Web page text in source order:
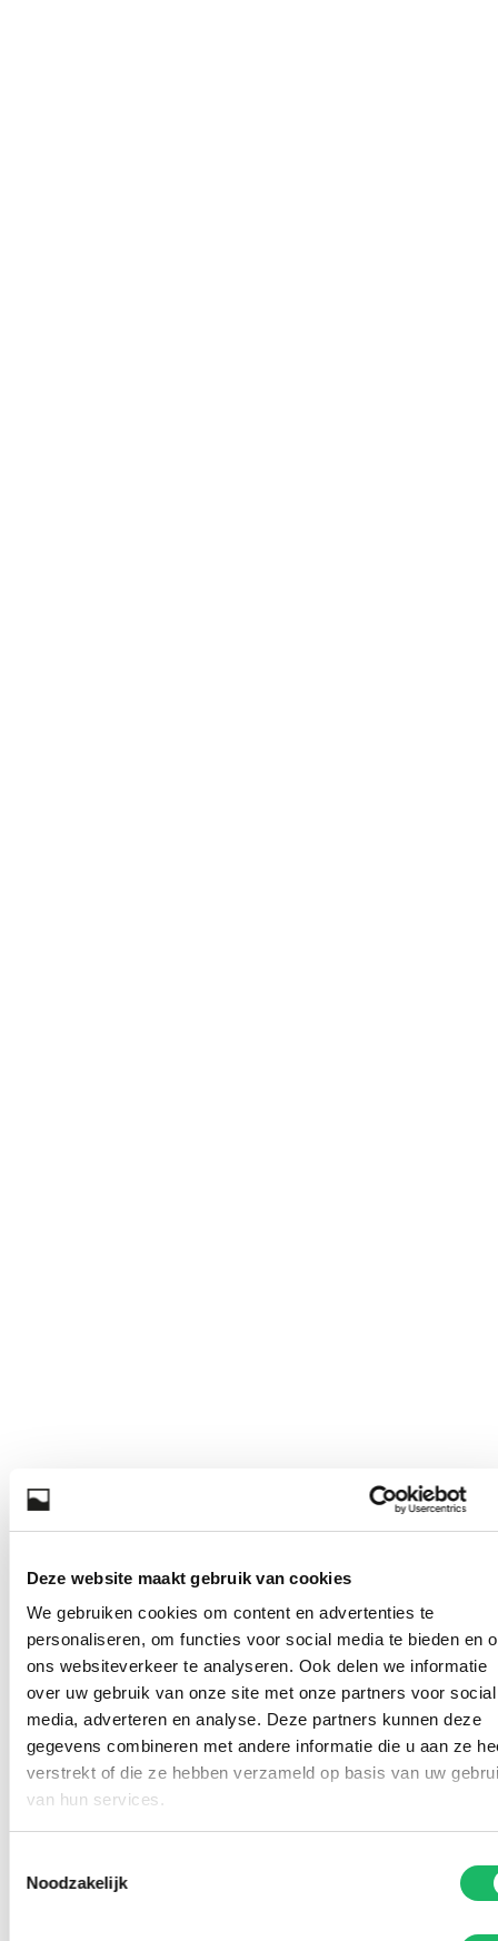
Deze website maakt gebruik van cookies
We gebruiken cookies om content en advertenties te
personaliseren, om functies voor social media te bieden en
ons websiteverkeer te analyseren. Ook delen we informatie
over uw gebruik van onze site met onze partners voor social
media, adverteren en analyse. Deze partners kunnen deze
gegevens combineren met andere informatie die u aan ze
verstrekt of die ze hebben verzameld op basis van uw
van hun services.
Noodzakelijk